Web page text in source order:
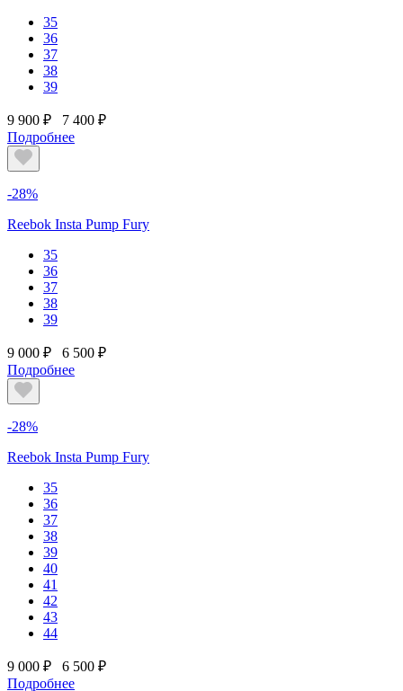
35
36
37
38
39
9 900 ₽
7 400 ₽
Подробнее
-28%
Reebok Insta Pump Fury
35
36
37
38
39
9 000 ₽
6 500 ₽
Подробнее
-28%
Reebok Insta Pump Fury
35
36
37
38
39
40
41
42
43
44
9 000 ₽
6 500 ₽
Подробнее